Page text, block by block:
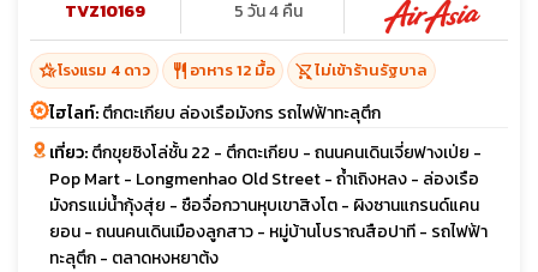
TVZ10169
5 วัน 4 คืน
hotel_classโรงแรม 4 ดาว restaurant อาหาร 12 มื้อ shopping_cart_offไม่เข้าร้านรัฐบาล
ไฮไลท์:ตึกตะเกียบ ล่องเรือมังกร รถไฟฟ้าทะลุตึก
เที่ยว:ตึกขุยซิงโล่ชั้น 22 - ตึกตะเกียบ - ถนนคนเดินเจี่ยฟางเป่ย -
Pop Mart - Longmenhao Old Street - ถ้ำเถิงหลง - ล่องเรือ
มังกรแม่น้ำกุ้งสุ่ย - ซือจื่อกวานหุบเขาสิงโต - ผิงซานแกรนด์แคน
ยอน - ถนนคนเดินเมืองลูกสาว - หมู่บ้านโบราณสือปาที - รถไฟฟ้า
ทะลุตึก - ตลาดหงหยาต้ง